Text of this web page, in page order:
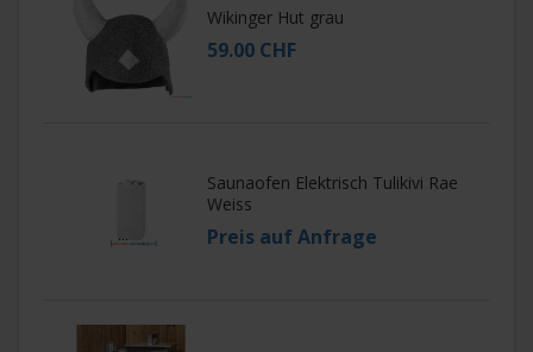
Wikinger Hut grau
59.00 CHF
Saunaofen Elektrisch Tulikivi Rae
Weiss
Preis auf Anfrage